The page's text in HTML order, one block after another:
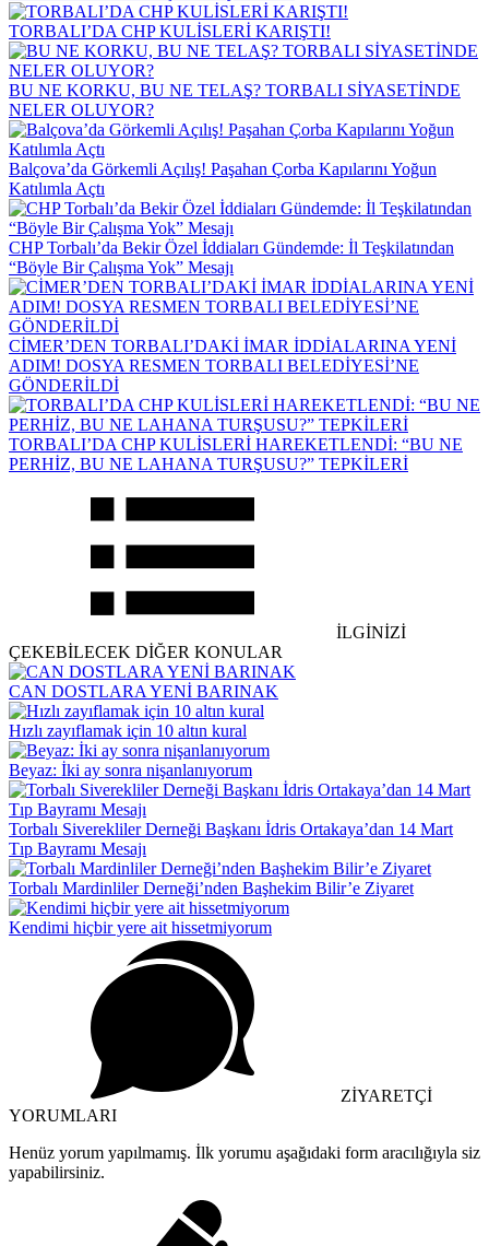
TORBALI’DA CHP KULİSLERİ KARIŞTI!
BU NE KORKU, BU NE TELAŞ? TORBALI SİYASETİNDE
NELER OLUYOR?
Balçova’da Görkemli Açılış! Paşahan Çorba Kapılarını Yoğun
Katılımla Açtı
CHP Torbalı’da Bekir Özel İddiaları Gündemde: İl Teşkilatından
“Böyle Bir Çalışma Yok” Mesajı
CİMER’DEN TORBALI’DAKİ İMAR İDDİALARINA YENİ
ADIM! DOSYA RESMEN TORBALI BELEDİYESİ’NE
GÖNDERİLDİ
TORBALI’DA CHP KULİSLERİ HAREKETLENDİ: “BU NE
PERHİZ, BU NE LAHANA TURŞUSU?” TEPKİLERİ
İLGİNİZİ
ÇEKEBİLECEK DİĞER KONULAR
CAN DOSTLARA YENİ BARINAK
Hızlı zayıflamak için 10 altın kural
Beyaz: İki ay sonra nişanlanıyorum
Torbalı Siverekliler Derneği Başkanı İdris Ortakaya’dan 14 Mart
Tıp Bayramı Mesajı
Torbalı Mardinliler Derneği’nden Başhekim Bilir’e Ziyaret
Kendimi hiçbir yere ait hissetmiyorum
ZİYARETÇİ
YORUMLARI
Henüz yorum yapılmamış. İlk yorumu aşağıdaki form aracılığıyla siz
yapabilirsiniz.